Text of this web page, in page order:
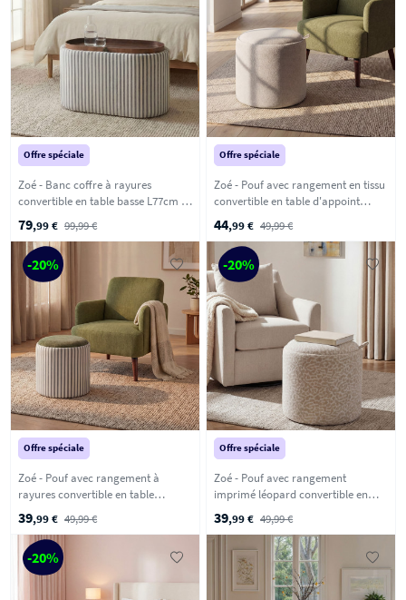
Offre spéciale
Zoé - Banc coffre à rayures
convertible en table basse L77cm -
Vert
79,99 € 99,99 €
Offre spéciale
Zoé - Pouf avec rangement en tissu
convertible en table d'appoint
44,99 € 49,99 €
-20%
Offre spéciale
Zoé - Pouf avec rangement à
rayures convertible en table
39,99 € 49,99 €
-20%
Offre spéciale
Zoé - Pouf avec rangement
imprimé léopard convertible en
39,99 € 49,99 €
-20%